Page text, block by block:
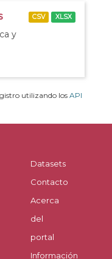
y
CSV XLSX
utilizando los API
Datasets
Contacto
Acerca
del
portal
Información